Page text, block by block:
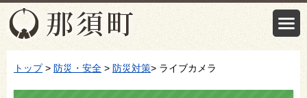
トップ> 防災・安全 > 防災対策> ライブカメラ